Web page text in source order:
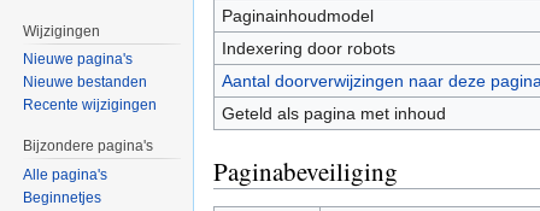
Paginainhoudmodel
Indexering door robots
Aantal doorverwijzingen naar deze
Geteld als pagina met inhoud
Paginabeveiliging
Wijzigingen
Nieuwe pagina's
Nieuwe bestanden
Recente wijzigingen
Bijzondere pagina's
Alle pagina's
Beginnetjes